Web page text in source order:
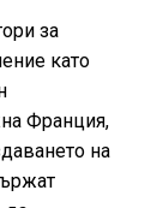
за
като
Франция,
на